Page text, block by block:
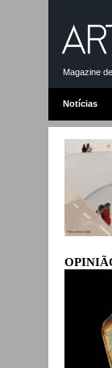
Magazine
Notícias